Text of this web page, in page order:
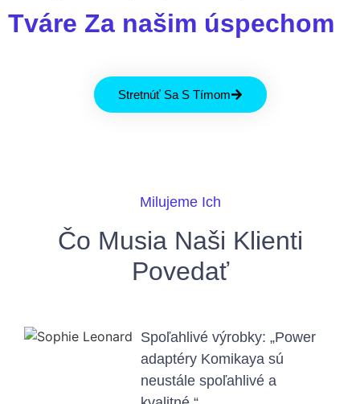
Tváre Za našim úspechom
Stretnúť Sa S Tímom
Milujeme Ich
Čo Musia Naši Klienti
Povedať
Spoľahlivé výrobky: „Power
adaptéry Komikaya sú
neustále spoľahlivé a